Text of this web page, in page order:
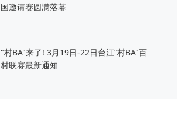
国邀请赛圆满落幕
"村BA"来了! 3月19日-22日台江“村BA"百
村联赛最新通知